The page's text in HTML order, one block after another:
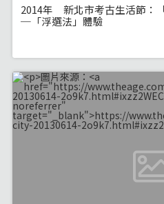
2014年 新北市考古生活節：
─「浮選法」體驗